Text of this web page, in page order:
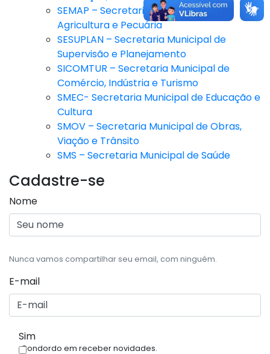
SEMAP – Secretaria Municipal da
Agricultura e Pecuária
SESUPLAN – Secretaria Municipal de
Supervisão e Planejamento
SICOMTUR – Secretaria Municipal de
Comércio, Indústria e Turismo
SMEC- Secretaria Municipal de Educação e
Cultura
SMOV – Secretaria Municipal de Obras,
Viação e Trânsito
SMS – Secretaria Municipal de Saúde
Cadastre-se
Nome
Nunca vamos compartilhar seu email, com ninguém.
E-mail
Sim
Condordo em receber novidades.